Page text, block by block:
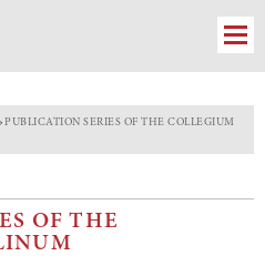
PUBLICATION SERIES OF THE COLLEGIUM
OF THE